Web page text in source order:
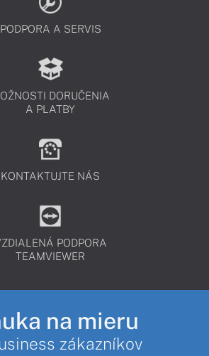
PODPORA A SERVIS
DORUČENIA
A PLATBY
KONTAKTUJTE NÁS
PODPORA
TEAMVIEWER
na mieru
zákazníkov